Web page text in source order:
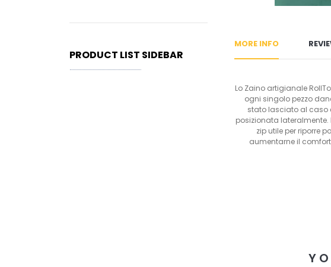
PRODUCT LIST SIDEBAR
MORE INFO
Lo Zaino artigianale
ogni singolo pezzo
stato lasciato al caso
posizionata lateralmente.
zip utile per riporre
aumentarne il